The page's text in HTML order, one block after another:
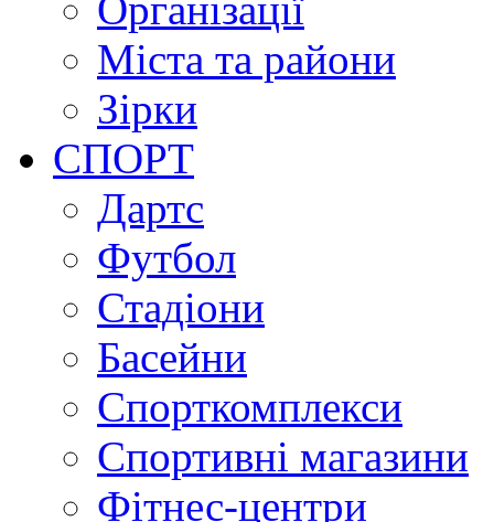
Міста та райони
Зірки
СПОРТ
Дартс
Футбол
Стадіони
Басейни
Спорткомплекси
Спортивні магазини
Фітнес-центри